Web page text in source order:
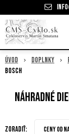
Úvod Doplnky
Bosch
Náhradné
Zoradiť: Ceny od